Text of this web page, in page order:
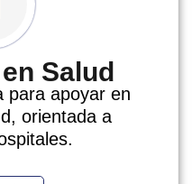
Salud
para apoyar en
orientada a